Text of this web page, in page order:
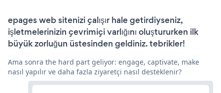
epages web sitenizi çalışır hale getirdiyseniz,
işletmelerinizin çevrimiçi varlığını oluştururken ilk
büyük zorluğun üstesinden geldiniz. tebrikler!
Ama sonra the hard part geliyor: engage, captivate, make
nasıl yapılır ve daha fazla ziyaretçi nasıl desteklenir?